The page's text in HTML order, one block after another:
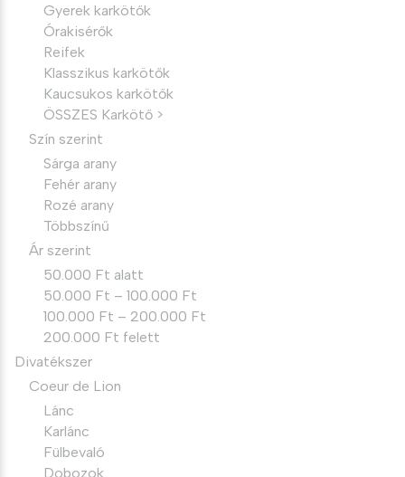
Gyerek karkötők
Órakisérők
Reifek
Klasszikus karkötők
Kaucsukos karkötők
ÖSSZES Karkötő >
Szín szerint
Sárga arany
Fehér arany
Rozé arany
Többszínű
Ár szerint
50.000 Ft alatt
50.000 Ft – 100.000 Ft
100.000 Ft – 200.000 Ft
200.000 Ft felett
Divatékszer
Coeur de Lion
Lánc
Karlánc
Fülbevaló
Dobozok